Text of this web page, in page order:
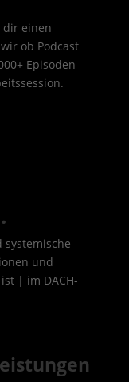
dir einen
ob Podcast
Episoden
systemische
und
| im DACH-